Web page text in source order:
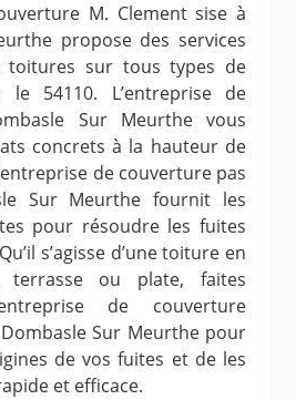
M. Clement sise à
propose des services
toitures sur tous types de
le 54110. L’entreprise de
Sur Meurthe vous
concrets à la hauteur de
de couverture pas
Sur Meurthe fournit les
pour résoudre les fuites
s’agisse d’une toiture en
terrasse ou plate, faites
de couverture
Sur Meurthe pour
de vos fuites et de les
et efficace.